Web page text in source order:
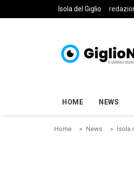
Skip to main content
Isola del Giglio
HOME NEWS
Home News Isola